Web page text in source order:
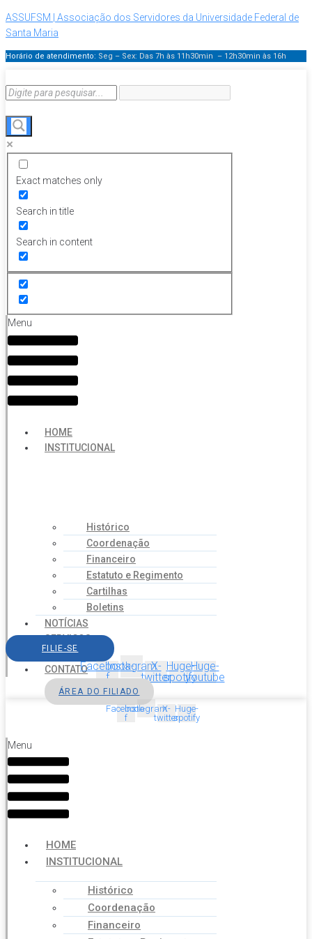
ASSUFSM | Associação dos Servidores da Universidade Federal de
Santa Maria
Horário de atendimento: Seg – Sex: Das 7h às 11h30min – 12h30min às 16h
Exact matches only
Search in title
Search in content
Menu
HOME
INSTITUCIONAL
Histórico
Coordenação
Financeiro
Estatuto e Regimento
Cartilhas
Boletins
NOTÍCIAS
SERVIÇOS
AGENDA
CONTATO
FILIE-SE
Facebook-
f
InstagramX-
twitter
Huge-
spotify
Huge-
youtube
ÁREA DO FILIADO
Facebook-
f
InstagramX-
twitter
Huge-
spotify
Menu
HOME
INSTITUCIONAL
Histórico
Coordenação
Financeiro